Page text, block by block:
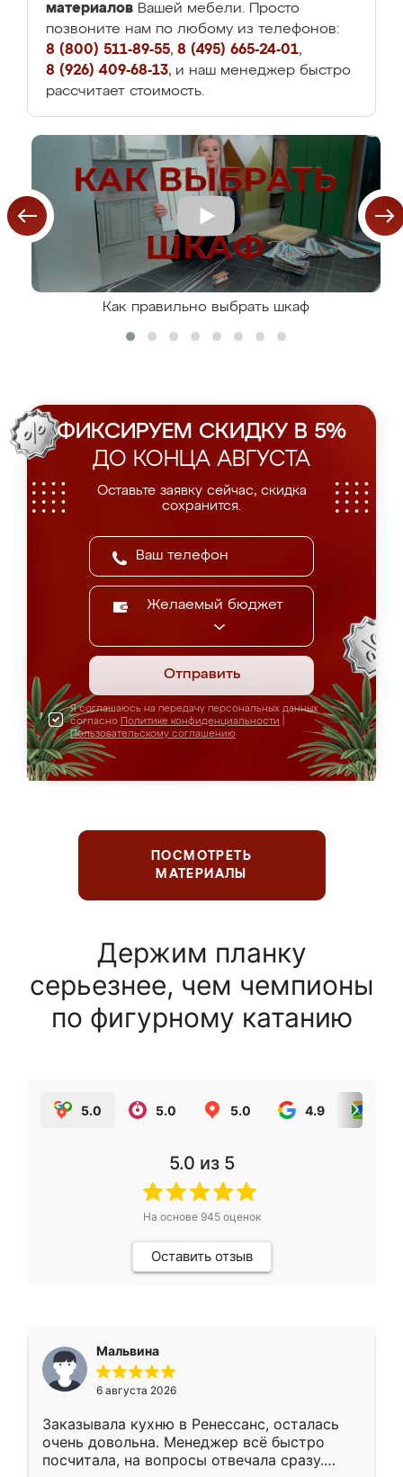
материалов Вашей мебели. Просто
позвоните нам по любому из телефонов:
8 (800) 511-89-55, 8 (495) 665-24-01,
8 (926) 409-68-13, и наш менеджер быстро
рассчитает стоимость.
Как правильно выбрать шкаф
ФИКСИРУЕМ СКИДКУ В 5%
ДО КОНЦА АВГУСТА
Оставьте заявку сейчас, скидка
сохранится.
Желаемый бюджет
Отправить
Я соглашаюсь на передачу персональных данных
согласно Политике конфиденциальности
Пользовательскому соглашению
ПОСМОТРЕТЬ
МАТЕРИАЛЫ
Держим планку
серьезнее, чем чемпионы
по фигурному катанию
5.0 5.0 5.0 4.9
5.0 из 5
На основе 945оценок
Оставить отзыв
Мальвина
6 августа 2026
Заказывала кухню в Ренессанс, осталась
очень довольна. Менеджер всё быстро
посчитала, на вопросы отвечала сразу.